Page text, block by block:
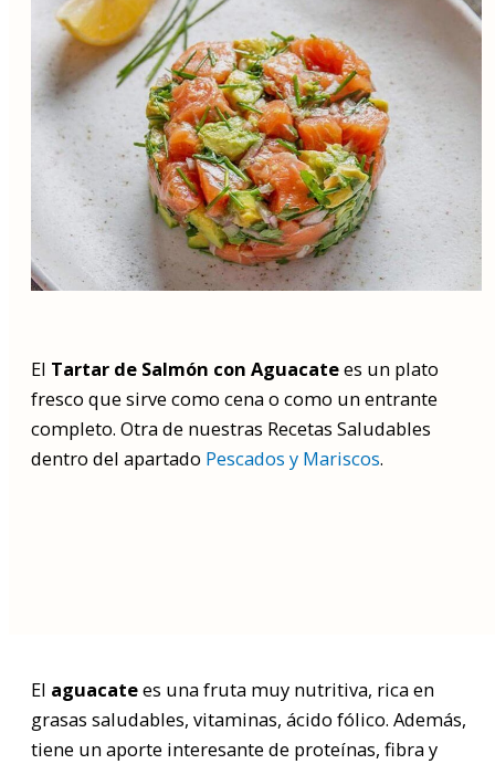
El Tartar de Salmón con Aguacatees un plato
fresco que sirve como cena o como un entrante
completo. Otra de nuestras Recetas Saludables
dentro del apartado Pescados y Mariscos.
El aguacatees una fruta muy nutritiva, rica en
grasas saludables, vitaminas, ácido fólico. Además,
tiene un aporte interesante de proteínas, fibra y
por: